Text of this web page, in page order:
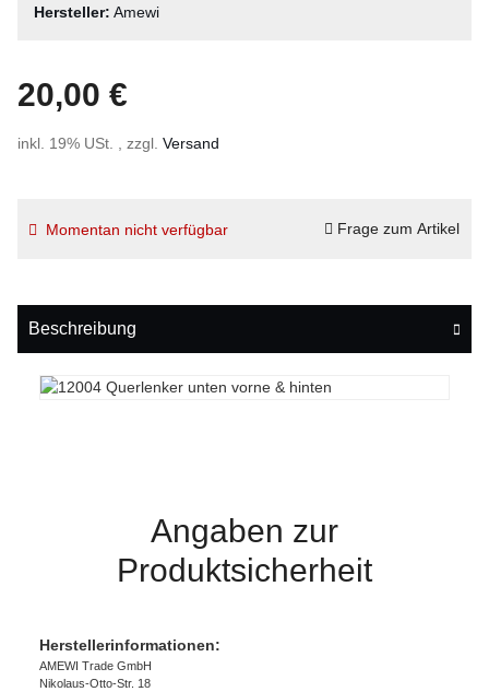
Hersteller: Amewi
20,00 €
inkl. 19% USt. , zzgl. Versand
Momentan nicht verfügbar Frage zum Artikel
Beschreibung
Angaben zur
Produktsicherheit
Herstellerinformationen:
AMEWI Trade GmbH
Nikolaus-Otto-Str. 18